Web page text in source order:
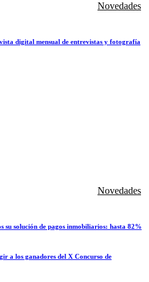
Novedades
digital mensual de entrevistas y fotografía
Novedades
su solución de pagos inmobiliarios: hasta 82%
a los ganadores del X Concurso de